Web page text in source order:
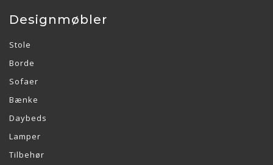
Designmøbler
Stole
Borde
Sofaer
Bænke
Daybeds
Lamper
Tilbehør